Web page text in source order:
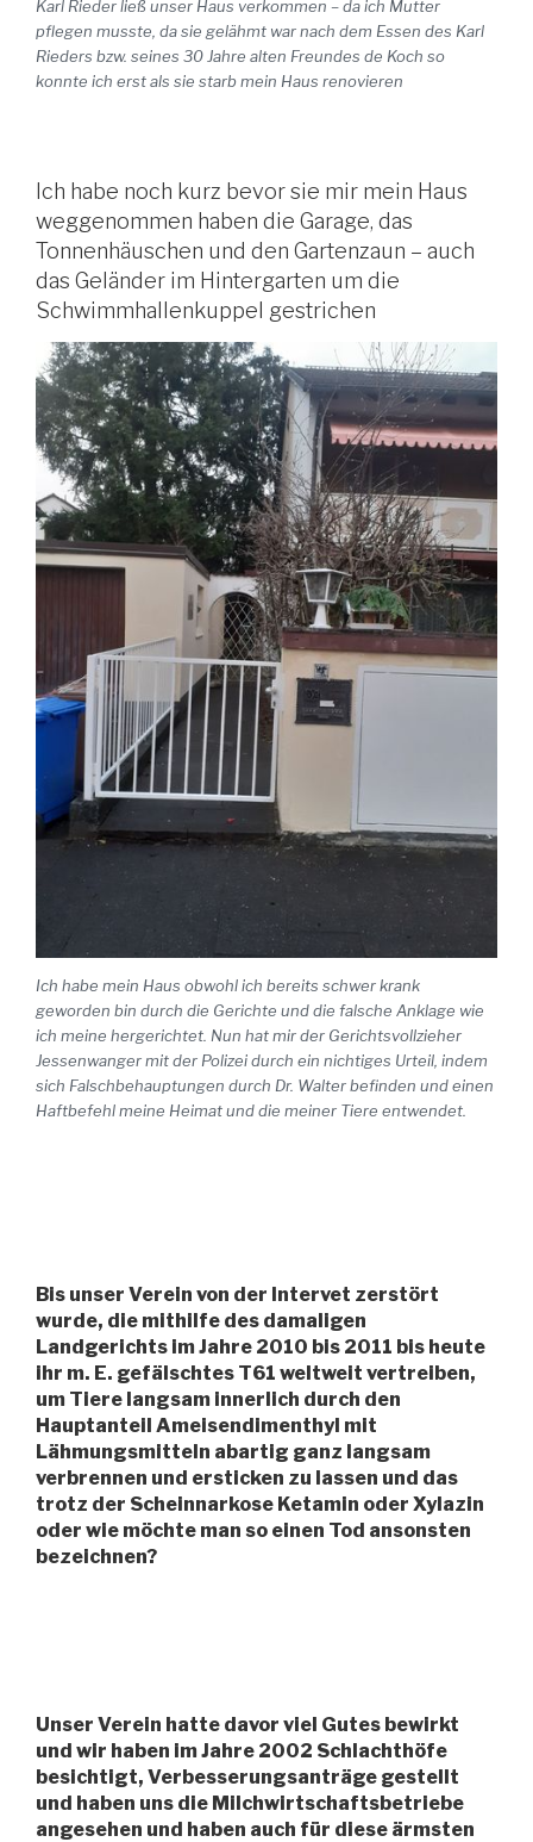
Karl Rieder ließ unser Haus verkommen – da ich Mutter
pflegen musste, da sie gelähmt war nach dem Essen des Karl
Rieders bzw. seines 30 Jahre alten Freundes de Koch so
konnte ich erst als sie starb mein Haus renovieren
Ich habe noch kurz bevor sie mir mein Haus
weggenommen haben die Garage, das
Tonnenhäuschen und den Gartenzaun – auch
das Geländer im Hintergarten um die
Schwimmhallenkuppel gestrichen
Ich habe mein Haus obwohl ich bereits schwer krank
geworden bin durch die Gerichte und die falsche Anklage wie
ich meine hergerichtet. Nun hat mir der Gerichtsvollzieher
Jessenwanger mit der Polizei durch ein nichtiges Urteil, indem
sich Falschbehauptungen durch Dr. Walter befinden und einen
Haftbefehl meine Heimat und die meiner Tiere entwendet.
Bis unser Verein von der Intervet zerstört
wurde, die mithilfe des damaligen
Landgerichts im Jahre 2010 bis 2011 bis heute
ihr m. E. gefälschtes T61 weltweit vertreiben,
um Tiere langsam innerlich durch den
Hauptanteil Ameisendimenthyl mit
Lähmungsmitteln abartig ganz langsam
verbrennen und ersticken zu lassen und das
trotz der Scheinnarkose Ketamin oder Xylazin
oder wie möchte man so einen Tod ansonsten
bezeichnen?
Unser Verein hatte davor viel Gutes bewirkt
und wir haben im Jahre 2002 Schlachthöfe
besichtigt, Verbesserungsanträge gestellt
und haben uns die Milchwirtschaftsbetriebe
angesehen und haben auch für diese ärmsten